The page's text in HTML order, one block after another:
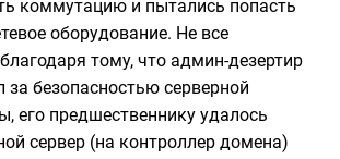
коммутацию и пытались попасть
оборудование. Не все
тому, что админ-дезертир
за безопасностью серверной
его предшественнику удалось
сервер (на контроллер домена)